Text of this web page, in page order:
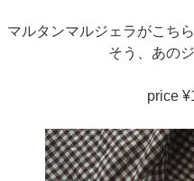
マルタンマルジェラがこち
そう、あの
price